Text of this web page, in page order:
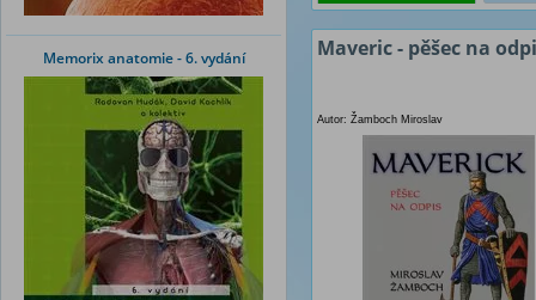
Memorix anatomie - 6. vydání Maveric - pěšec na
Autor: Žamboch Miroslav